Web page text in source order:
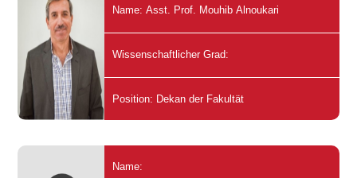
Name: Asst. Prof. Mouhib Alnoukari
Wissenschaftlicher Grad:
Position: Dekan der Fakultät
Name: